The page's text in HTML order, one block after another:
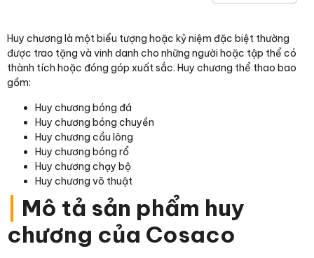
Huy chương là một biểu tượng hoặc kỷ niệm đặc biệt thường
được trao tặng và vinh danh cho những người hoặc tập thể có
thành tích hoặc đóng góp xuất sắc. Huy chương thể thao bao
gồm:
Huy chương bóng đá
Huy chương bóng chuyền
Huy chương cầu lông
Huy chương bóng rổ
Huy chương chạy bộ
Huy chương võ thuật
Mô tả sản phẩm huy
chương của Cosaco